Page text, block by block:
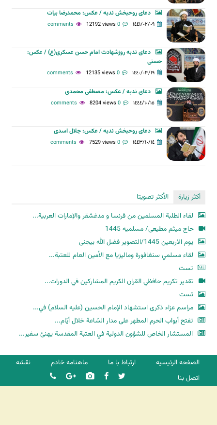
دعای روحبخش ندبه / عکس: محمدرضا بیات
١٤٤١/٠٢/٠٩ 0 comments
12192 views
دعای ندبه روزشهادت امام حسن عسکری(ع) / عکس:
حسنی
١٤٤٠/٠٣/١٩ 0 comments
12135 views
دعای ندبه / عکس: مصطفی محمدی
١٤٤٤/١٠/١٥ 0 comments
8204 views
دعای روحبخش ندبه / عکس: جلال اسدی
١٤٤٣/١٠/١٤ 0 comments
7529 views
أكثر زيارة
الأكثر تصويتا
لقاء الطلبة المسلمين من فرنسا و مدغشقر والإمارات العربية...
حاج میثم مطیعی/ مسلمیه 1445
یوم الاربعین 1445/التصویر فضل الله بیجنی
لقاء مسلمي سنغافورة وماليزيا مع الأمين العام للعتبة...
تست
تقدير تكريم حافظي القران الكريم المشاركين في الدورات...
تست
مراسم عزاء ذكرى استشهاد الإمام الحسين (عليه السلام) في...
تفتح أبواب الحرم المطهر على مدار السّاعة خلال أيّام...
المستشار الخاص للشؤون الدولية في العتبة المقدسة يهنئ سفير...
الصفحه الرئیسیه ارتباط با ما ماهنامه خادم
نقشه
اتصل بنا